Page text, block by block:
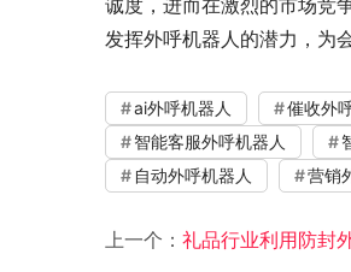
发挥外呼机器人的潜力，为
ai外呼机器人 催收外
智能客服外呼机器人
自动外呼机器人
营销
上一个： 礼品行业利用防封